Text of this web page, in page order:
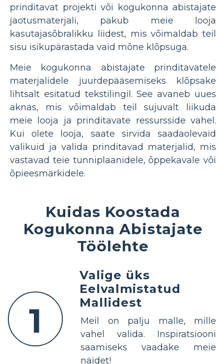
prinditavat projekti või kogukonna abistajate
jaotusmaterjali, pakub meie looja
kasutajasõbralikku liidest, mis võimaldab teil
sisu isikupärastada vaid mõne klõpsuga.
Meie kogukonna abistajate prinditavatele
materjalidele juurdepääsemiseks klõpsake
lihtsalt esitatud tekstilingil. See avaneb uues
aknas, mis võimaldab teil sujuvalt liikuda
meie looja ja prinditavate ressursside vahel.
Kui olete looja, saate sirvida saadaolevaid
valikuid ja valida prinditavad materjalid, mis
vastavad teie tunniplaanidele, õppekavale või
õpieesmärkidele.
Kuidas Koostada
Kogukonna Abistajate
Töölehte
1
Valige üks
Eelvalmistatud
Mallidest
Meil on palju malle, mille
vahel valida. Inspiratsiooni
saamiseks vaadake meie
näidet!